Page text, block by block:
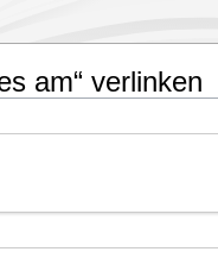
am“ verlinken